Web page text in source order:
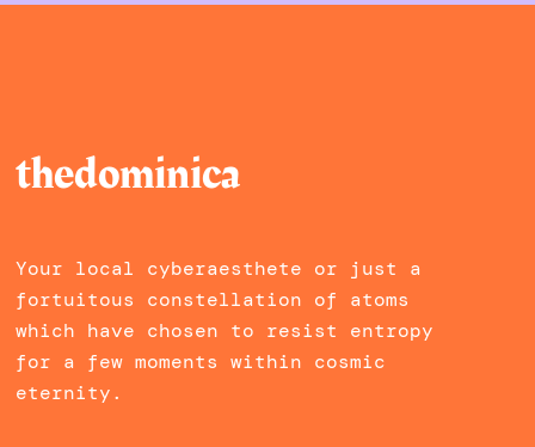
thedominica
Your local cyberaesthete or just a
fortuitous constellation of atoms
which have chosen to resist entropy
for a few moments within cosmic
eternity.